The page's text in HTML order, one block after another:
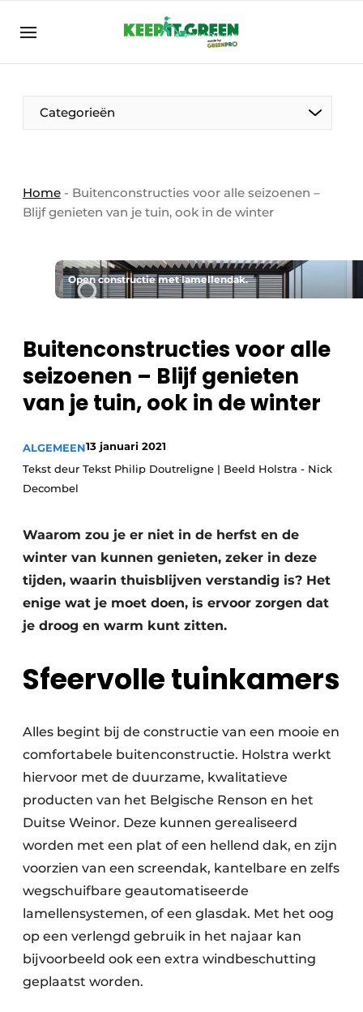
NL ENG FR
Categorieën
Home - Buitenconstructies voor alle seizoenen –
Blijf genieten van je tuin, ook in de winter
Open constructie met lamellendak.
Buitenconstructies voor alle
seizoenen – Blijf genieten
van je tuin, ook in de winter
ALGEMEEN13 januari 2021
Tekst deur Tekst Philip Doutreligne | Beeld Holstra - Nick
Decombel
Waarom zou je er niet in de herfst en de
winter van kunnen genieten, zeker in deze
tijden, waarin thuisblijven verstandig is? Het
enige wat je moet doen, is ervoor zorgen dat
je droog en warm kunt zitten.
Sfeervolle tuinkamers
Alles begint bij de constructie van een mooie en
comfortabele buitenconstructie. Holstra werkt
hiervoor met de duurzame, kwalitatieve
producten van het Belgische Renson en het
Duitse Weinor. Deze kunnen gerealiseerd
worden met een plat of een hellend dak, en zijn
voorzien van een screendak, kantelbare en zelfs
wegschuifbare geautomatiseerde
lamellensystemen, of een glasdak. Met het oog
op een verlengd gebruik in het najaar kan
bijvoorbeeld ook een extra windbeschutting
geplaatst worden.